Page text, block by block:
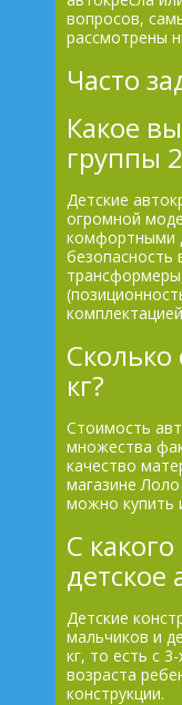
вопросов,
рассмотрены
Часто
Какое
группы
Детские
огромной
комфортными
безопасность
Сколько
кг?
Стоимость
множества
качество
магазине
можно купить
С
детское
Детские
мальчиков и
кг, то есть с
возраста
конструкции.